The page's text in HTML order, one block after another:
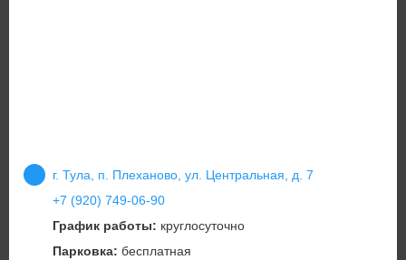
г. Тула, п. Плеханово, ул. Центральная, д. 7
+7 (920) 749-06-90
График работы: круглосуточно
Парковка: бесплатная